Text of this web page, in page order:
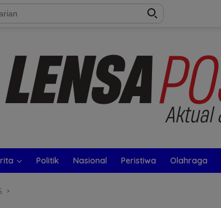
Politik Nasional Peristiwa Olahraga